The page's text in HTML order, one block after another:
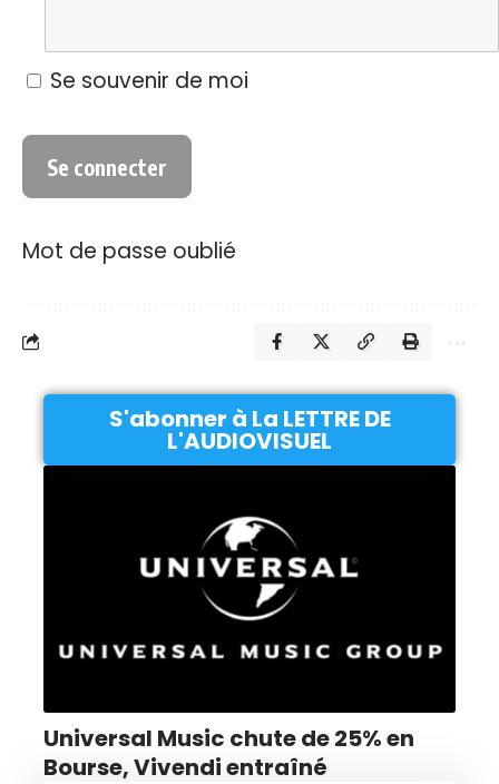
Se souvenir de moi
Mot de passe oublié
S'abonner à La LETTRE DE
L'AUDIOVISUEL
Universal Music chute de 25% en
Bourse, Vivendi entraîné